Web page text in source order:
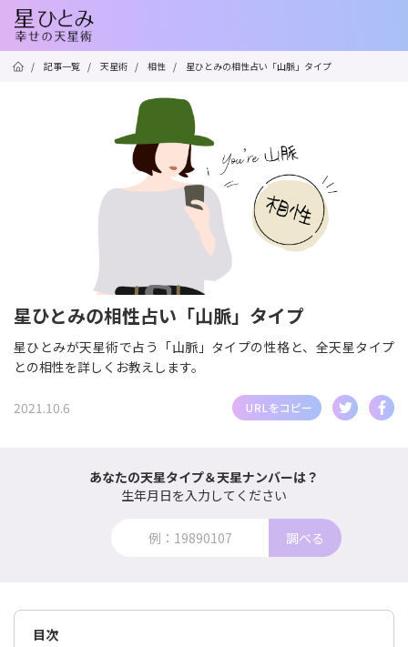
/ 記事一覧 / 天星術 / 相性 / 星ひとみの相性占い「山脈」タイプ
星ひとみの相性占い「山脈」タイプ
星ひとみが天星術で占う「山脈」タイプの性格と、全天星タイプ
との相性を詳しくお教えします。
2021.10.6
あなたの天星タイプ＆天星ナンバーは？
生年月日を入力してください
調べる
目次